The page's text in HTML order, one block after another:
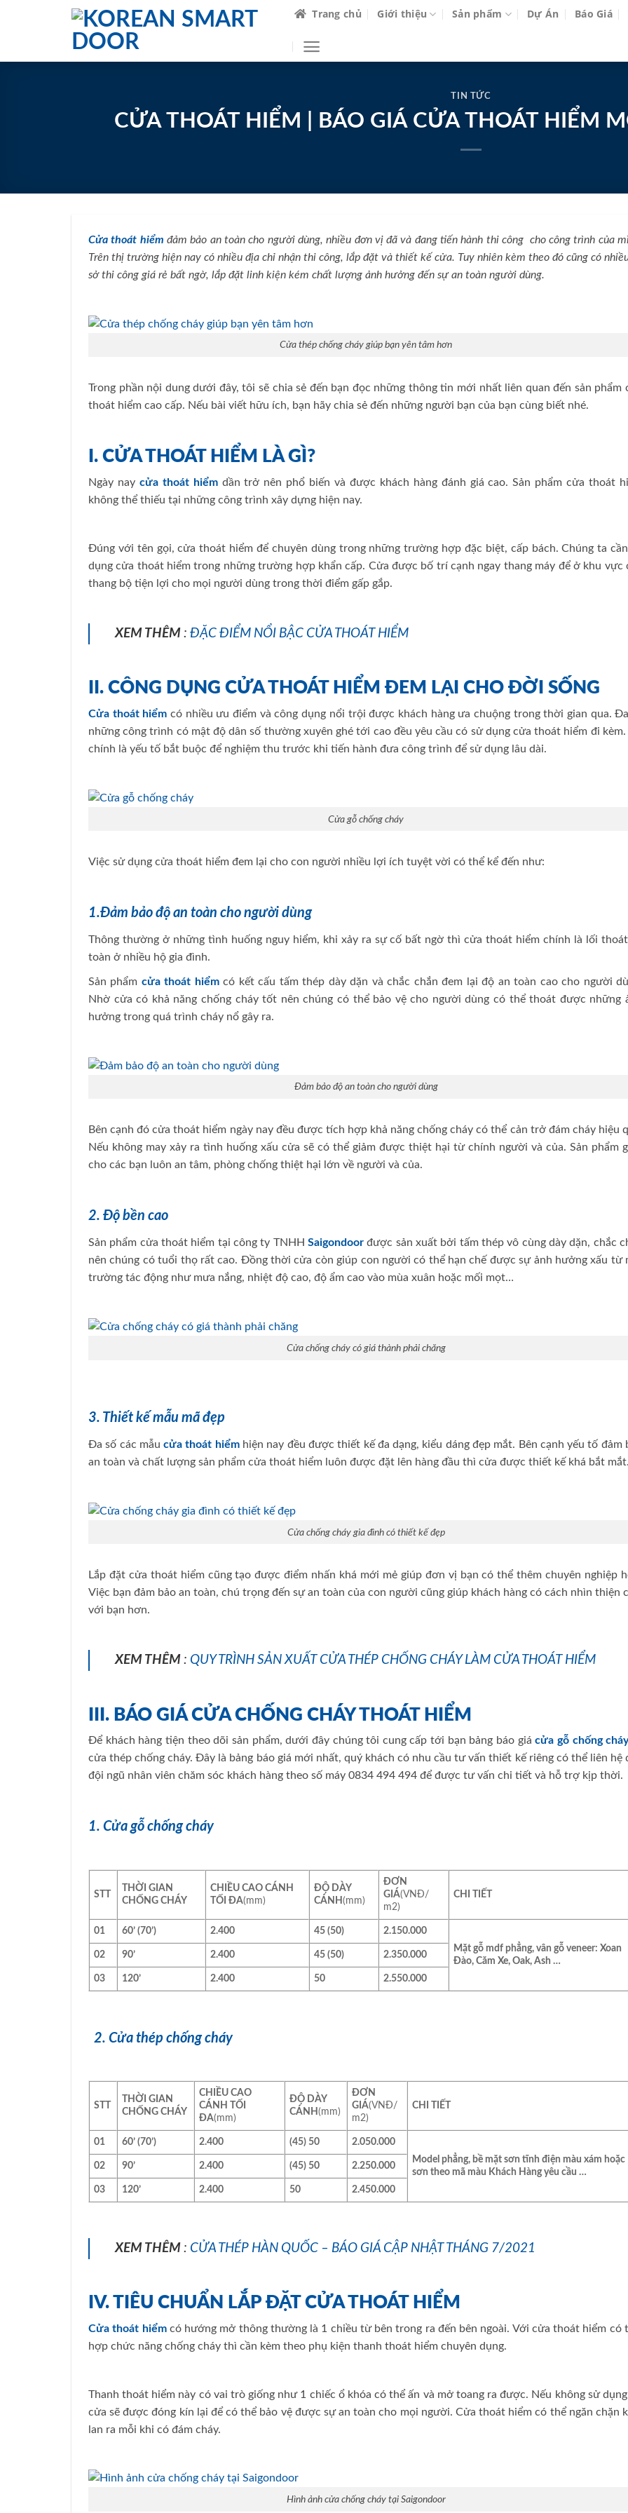
Trang chủ Giới thiệu Sản phẩm Dự Án Báo Giá
TIN TỨC
CỬA THOÁT HIỂM | BÁO GIÁ CỬA THOÁT HIỂM
Cửa thoát hiểm đảm bảo an toàn cho người dùng, nhiều đơn vị đã và đang tiến hành thi công cho công trình của
Trên thị trường hiện nay có nhiều địa chỉ nhận thi công, lắp đặt và thiết kế cửa. Tuy nhiên kèm theo đó cũng có
sở thi công giá rẻ bất ngờ, lắp đặt linh kiện kém chất lượng ảnh hưởng đến sự an toàn người dùng.
Cửa thép chống cháy giúp bạn yên tâm hơn
Trong phần nội dung dưới đây, tôi sẽ chia sẻ đến bạn đọc những thông tin mới nhất liên quan đến sản phẩm
thoát hiểm cao cấp. Nếu bài viết hữu ích, bạn hãy chia sẻ đến những người bạn của bạn cùng biết nhé.
I. CỬA THOÁT HIỂM LÀ GÌ?
Ngày nay cửa thoát hiểmdần trở nên phổ biến và được khách hàng đánh giá cao. Sản phẩm cửa thoát
không thể thiếu tại những công trình xây dựng hiện nay.
Đúng với tên gọi, cửa thoát hiểm để chuyên dùng trong những trường hợp đặc biệt, cấp bách. Chúng ta
dụng cửa thoát hiểm trong những trường hợp khẩn cấp. Cửa được bố trí cạnh ngay thang máy để ở khu vực
thang bộ tiện lợi cho mọi người dùng trong thời điểm gấp gắp.
XEM THÊM : ĐẶC ĐIỂM NỔI BẬC CỬA THOÁT HIỂM
II. CÔNG DỤNG CỬA THOÁT HIỂM ĐEM LẠI CHO ĐỜI SỐNG
Cửa thoát hiểm có nhiều ưu điểm và công dụng nổi trội được khách hàng ưa chuộng trong thời gian qua.
những công trình có mật độ dân số thường xuyên ghé tới cao đều yêu cầu có sử dụng cửa thoát hiểm đi
chính là yếu tố bắt buộc để nghiệm thu trước khi tiến hành đưa công trình để sử dụng lâu dài.
Cửa gỗ chống cháy
Việc sử dụng cửa thoát hiểm đem lại cho con người nhiều lợi ích tuyệt vời có thể kể đến như:
1.Đảm bảo độ an toàn cho người dùng
Thông thường ở những tình huống nguy hiểm, khi xảy ra sự cố bất ngờ thì cửa thoát hiểm chính là lối
toàn ở nhiều hộ gia đình.
Sản phẩm cửa thoát hiểmcó kết cấu tấm thép dày dặn và chắc chắn đem lại độ an toàn cao cho người
Nhờ cửa có khả năng chống cháy tốt nên chúng có thể bảo vệ cho người dùng có thể thoát được những
hưởng trong quá trình cháy nổ gây ra.
Đảm bảo độ an toàn cho người dùng
Bên cạnh đó cửa thoát hiểm ngày nay đều được tích hợp khả năng chống cháy có thể cản trở đám cháy hiệu
Nếu không may xảy ra tình huống xấu cửa sẽ có thể giảm được thiệt hại từ chính người và của. Sản phẩm
cho các bạn luôn an tâm, phòng chống thiệt hại lớn về người và của.
2. Độ bền cao
Sản phẩm cửa thoát hiểm tại công ty TNHH Saigondoor được sản xuất bởi tấm thép vô cùng dày dặn, chắc
nên chúng có tuổi thọ rất cao. Đồng thời cửa còn giúp con người có thể hạn chế được sự ảnh hưởng xấu từ
trường tác động như mưa nắng, nhiệt độ cao, độ ẩm cao vào mùa xuân hoặc mối mọt…
Cửa chống cháy có giá thành phải chăng
3. Thiết kế mẫu mã đẹp
Đa số các mẫucửa thoát hiểmhiện nay đều được thiết kế đa dạng, kiểu dáng đẹp mắt. Bên cạnh yếu tố đảm
an toàn và chất lượng sản phẩm cửa thoát hiểm luôn được đặt lên hàng đầu thì cửa được thiết kế khá bắt mắt.
Cửa chống cháy gia đình có thiết kế đẹp
Lắp đặt cửa thoát hiểm cũng tạo được điểm nhấn khá mới mẻ giúp đơn vị bạn có thể thêm chuyên nghiệp
Việc bạn đảm bảo an toàn, chú trọng đến sự an toàn của con người cũng giúp khách hàng có cách nhìn thiện
với bạn hơn.
XEM THÊM : QUY TRÌNH SẢN XUẤT CỬA THÉP CHỐNG CHÁY LÀM CỬA THOÁT HIỂM
III. BÁO GIÁ CỬA CHỐNG CHÁY THOÁT HIỂM
Để khách hàng tiện theo dõi sản phẩm, dưới đây chúng tôi cung cấp tới bạn bảng báo giácửa gỗ chống
cửa thép chống cháy. Đây là bảng báo giá mới nhất, quý khách có nhu cầu tư vấn thiết kế riêng có thể liên hệ
đội ngũ nhân viên chăm sóc khách hàng theo số máy 0834 494 494 để được tư vấn chi tiết và hỗ trợ kịp thời.
1. Cửa gỗ chống cháy
STT
THỜI GIAN
CHỐNG CHÁY
CHIỀU CAO CÁNH
TỐI ĐA(mm)
ĐỘ DÀY
CÁNH (mm)
ĐƠN
GIÁ(VNĐ/
m2)
CHI TIẾT
01 60’ (70’) 2.400 45 (50)
2.150.000
Mặt gỗ mdf phẳng, vân gỗ veneer: Xoan
Đào, Căm Xe, Oak, Ash …
02 90’ 2.400 45 (50) 2.350.000
03 120’ 2.400 50 2.550.000
2. Cửa thép chống cháy
STT
THỜI GIAN
CHỐNG CHÁY
CHIỀU CAO
CÁNH TỐI
ĐA(mm)
ĐỘ DÀY
CÁNH (mm)
ĐƠN
GIÁ(VNĐ/
m2)
CHI TIẾT
01 60’ (70’) 2.400 (45) 50
2.050.000
Model phẳng, bề mặt sơn tĩnh điện màu xám hoặc
sơn theo mã màu Khách Hàng yêu cầu …
02 90’ 2.400 (45) 50 2.250.000
03 120’ 2.400 50 2.450.000
XEM THÊM : CỬA THÉP HÀN QUỐC – BÁO GIÁ CẬP NHẬT THÁNG 7/2021
IV. TIÊU CHUẨN LẮP ĐẶT CỬA THOÁT HIỂM
Cửa thoát hiểmcó hướng mở thông thường là 1 chiều từ bên trong ra đến bên ngoài. Với cửa thoát hiểm có
hợp chức năng chống cháy thì cần kèm theo phụ kiện thanh thoát hiểm chuyên dụng.
Thanh thoát hiểm này có vai trò giống như 1 chiếc ổ khóa có thể ấn và mở toang ra được. Nếu không sử
cửa sẽ được đóng kín lại để có thể bảo vệ được sự an toàn cho mọi người. Cửa thoát hiểm có thể ngăn chặn
lan ra mỗi khi có đám cháy.
Hình ảnh cửa chống cháy tại Saigondoor